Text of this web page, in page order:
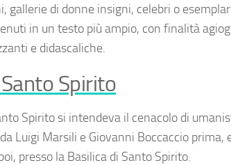
gallerie di donne insigni, celebri o
in un testo più ampio, con finalità
e didascaliche.
Spirito
Spirito si intendeva il cenacolo di
Luigi Marsili e Giovanni Boccaccio prima,
presso la Basilica di Santo Spirito.